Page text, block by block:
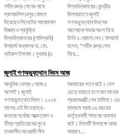
শহীদ রুদ্র সেনের নামে
স্কলারশিপ চালুর ঘোষণা
দিয়েছেন সিলেটের শাহজালাল
বিজ্ঞান ও প্রযুক্তি
বিশ্ববিদ্যালয়ের (শাবিপ্রবি)
উপাচার্য অধ্যাপক ড. মো.
খাইরুল ইসলাম। বুধবার (৫
বিশ্ববিদ্যালয়ের কেন্দ্রীয়
মিলনায়তনে জুলাই
গণঅভ্যুত্থান দিবসের
আলোচনা সভায় অংশ নিয়ে
তিনি এ ঘোষণা দেন। উপাচার্য
বলেন, ‌“শহীদ রুদ্র সেন
নিয়ে...
জুলাই গণঅভ্যুত্থান দিবস আজ
আধুনিক ডেস্ক ::আজ ৫
আগস্ট। জুলাই
গণঅভ্যুত্থান দিবস। ২০২৪
সালের এই দিনে ছাত্র-
জনতার সর্বোচ্চ আত্মত্যাগ ও
তীব্র প্রতিরোধের মুখে
তৎকালীন আওয়ামী লীগ
সরকারের পতন ঘটে। দেশ
ছেড়ে ভারতে চলে যান সাবেক
প্রধানমন্ত্রী শেখ হাসিনা। এর
মাধ্যমে প্রায় ১৬ বছরের
কর্তৃত্ববাদী শাসনের অবসান
ঘটে। দিবসটি উপলক্ষে আজ
সাধারণ...